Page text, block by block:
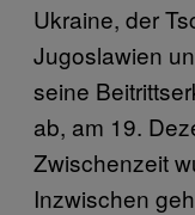
Ukraine, der
Jugoslawien
seine
ab, am 19.
Zwischenzeit
Inzwischen